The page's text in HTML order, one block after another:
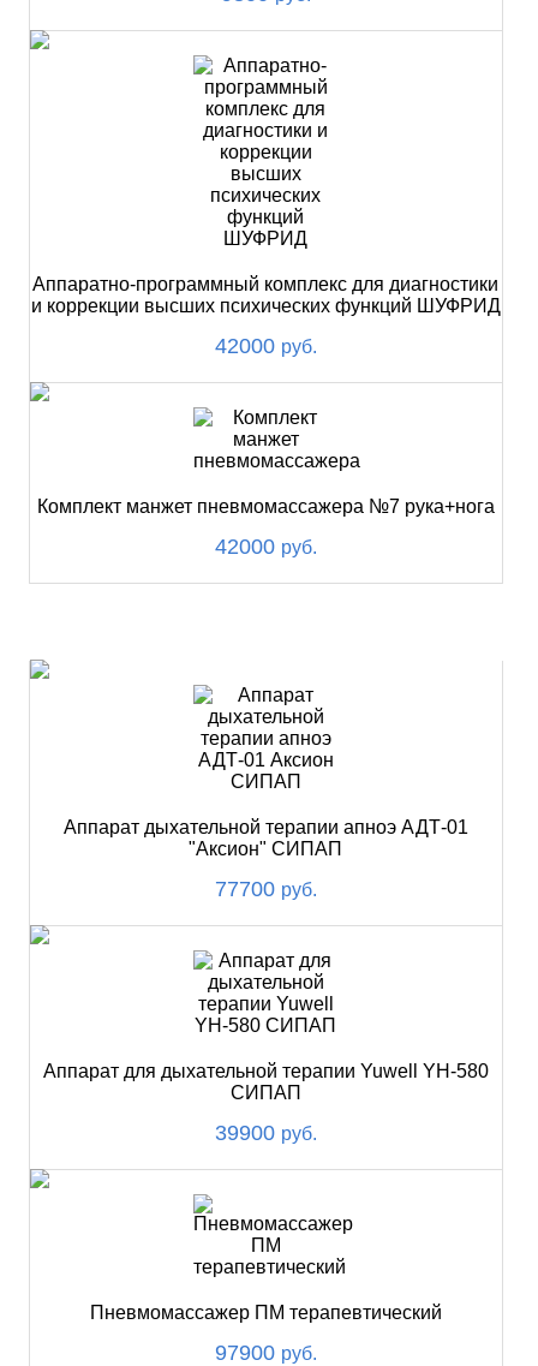
Аппаратно-программный комплекс для диагностики
и коррекции высших психических функций ШУФРИД
42000 руб.
Комплект манжет пневмомассажера №7 рука+нога
42000 руб.
Аппарат дыхательной терапии апноэ АДТ-01
"Аксион" СИПАП
77700 руб.
Аппарат для дыхательной терапии Yuwell YH-580
СИПАП
39900 руб.
Пневмомассажер ПМ терапевтический
97900 руб.